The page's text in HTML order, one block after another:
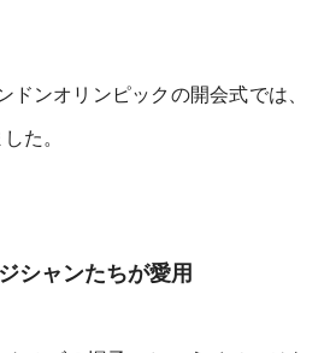
ンオリンピックの開会式では、
た。
シャンたちが愛用